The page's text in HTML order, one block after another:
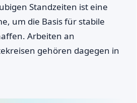
Standzeiten ist eine
um die Basis für stabile
Arbeiten an
gehören dagegen in